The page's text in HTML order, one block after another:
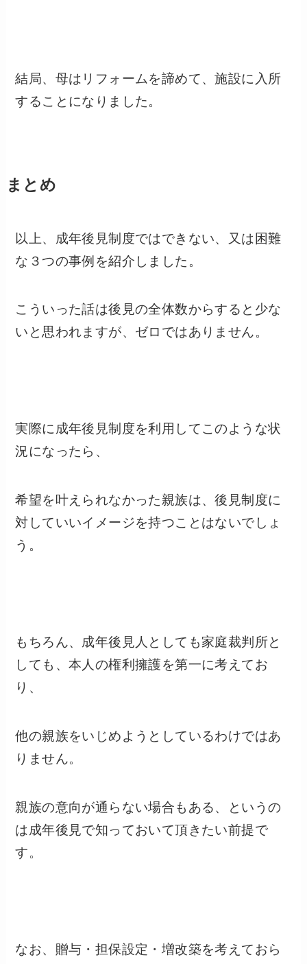
結局、母はリフォームを諦めて、施設に入所
することになりました。
まとめ
以上、成年後見制度ではできない、又は困難
な３つの事例を紹介しました。
こういった話は後見の全体数からすると少な
いと思われますが、ゼロではありません。
実際に成年後見制度を利用してこのような状
況になったら、
希望を叶えられなかった親族は、後見制度に
対していいイメージを持つことはないでしょ
う。
もちろん、成年後見人としても家庭裁判所と
しても、本人の権利擁護を第一に考えてお
り、
他の親族をいじめようとしているわけではあ
りません。
親族の意向が通らない場合もある、というの
は成年後見で知っておいて頂きたい前提で
す。
なお、贈与・担保設定・増改築を考えておら